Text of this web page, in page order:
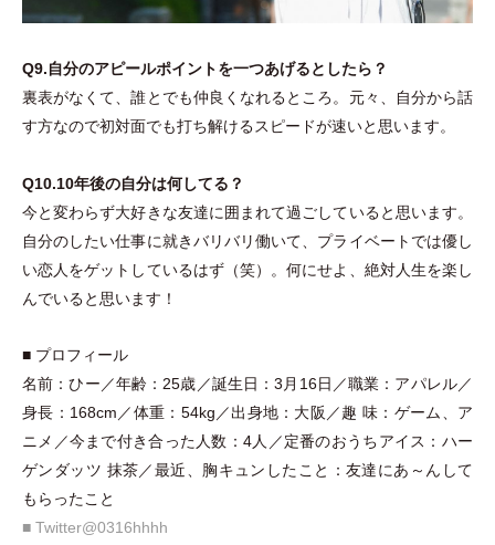
Q9.自分のアピールポイントを一つあげるとしたら？
裏表がなくて、誰とでも仲良くなれるところ。元々、自分から話
す方なので初対面でも打ち解けるスピードが速いと思います。
Q10.10年後の自分は何してる？
今と変わらず大好きな友達に囲まれて過ごしていると思います。
自分のしたい仕事に就きバリバリ働いて、プライベートでは優し
い恋人をゲットしているはず（笑）
。何にせよ、絶対人生を楽し
んでいると思います！
■ プロフィール
名前：ひー／年齢：25歳／誕生日：3月16日／職業：アパレル／
身長：168cm／体重：54kg／出身地：大阪／趣 味：ゲーム、ア
ニメ／今まで付き合った人数：4人／定番のおうちアイス：ハー
ゲンダッツ 抹茶／最近、胸キュンしたこと：友達にあ～んして
もらったこと
■ Twitter@0316hhhh